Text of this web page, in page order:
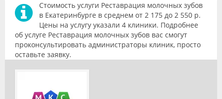
Стоимость услуги Реставрация молочных зубов
в Екатеринбурге в среднем от 2 175 до 2 550 р.
Цены на услугу указали 4 клиники. Подробнее
об услуге Реставрация молочных зубов вас смогут
проконсультировать администраторы клиник, просто
оставьте заявку.